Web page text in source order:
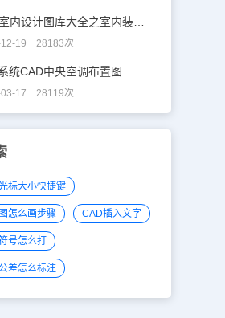
12-19 28183次
统CAD中央空调布置图
03-17 28119次
标大小快捷键
怎么画步骤 CAD插入文字
号怎么打
差怎么标注